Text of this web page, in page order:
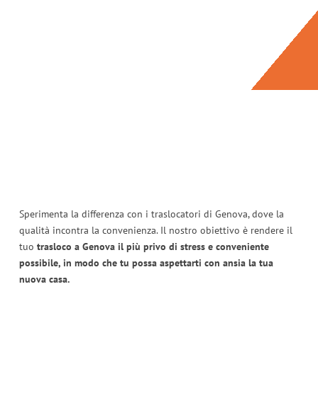
Sperimenta la differenza con i traslocatori di Genova, dove la
qualità incontra la convenienza. Il nostro obiettivo è rendere il
tuo trasloco a Genova il più privo di stress e conveniente
possibile, in modo che tu possa aspettarti con ansia la tua
nuova casa.